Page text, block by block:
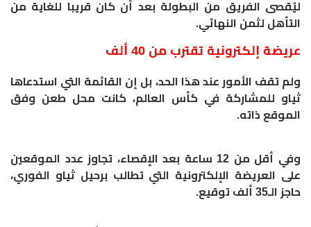
ليُقصى الفريق من البطولة بعد أن كان قريبا للغاية من
التأهل لثمن النهائي.
عريضة إلكترونية تقترب من 40 ألف
‎ولم تقف الأمور عند هذا الحد، بل إن القائمة التي استدعاها
ثياو للمشاركة في كأس العالم، كانت محل طعن وفق
الموقع ذاته.
وفي أقل من 12 ساعة بعد الإقصاء، تجاوز عدد الموقعين
على العريضة الإلكترونية التي تطالب برحيل ثياو الفوري،
حاجز الـ35 ألف توقيع.